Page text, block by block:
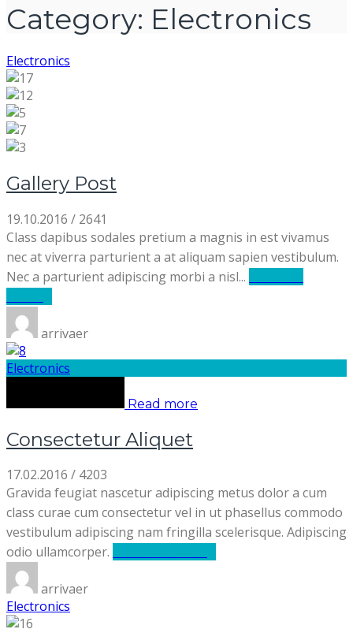
Category: Electronics
Electronics
Gallery Post
19.10.2016 / 2641
Class dapibus sodales pretium a magnis in est vivamus
nec at viverra parturient a at aliquam sapien vestibulum.
Nec a parturient adipiscing morbi a nisl...
arrivaer
Electronics
Read more
Consectetur Aliquet
17.02.2016 / 4203
Gravida feugiat nascetur adipiscing metus dolor a cum
class curae cum consectetur vel in ut phasellus commodo
vestibulum adipiscing nam fringilla scelerisque. Adipiscing
odio ullamcorper.
arrivaer
Electronics